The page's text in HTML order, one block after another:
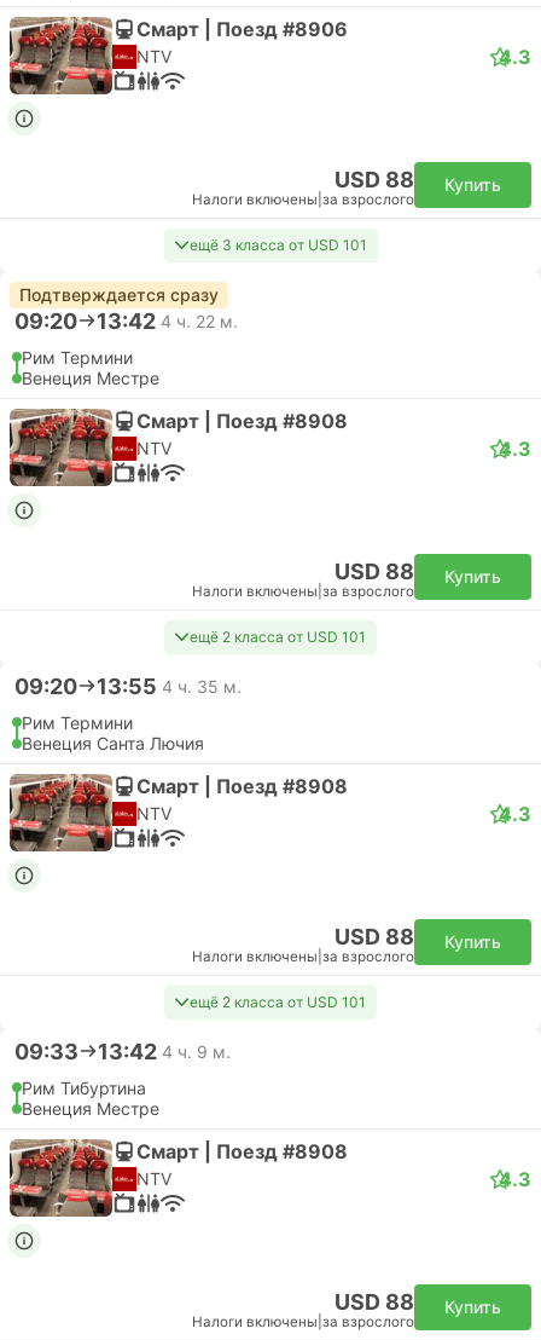
Смарт | Поезд #8906
NTV 4.3
USD 88
Налоги включены за взрослого
Купить
ещё 3 класса от USD 101
Подтверждается сразу
09:20 13:42 4 ч. 22 м.
Рим Термини
Венеция Местре
Смарт | Поезд #8908
NTV 4.3
USD 88
Налоги включены за взрослого
Купить
ещё 2 класса от USD 101
09:20 13:55 4 ч. 35 м.
Рим Термини
Венеция Санта Лючия
Смарт | Поезд #8908
NTV 4.3
USD 88
Налоги включены за взрослого
Купить
ещё 2 класса от USD 101
09:33 13:42 4 ч. 9 м.
Рим Тибуртина
Венеция Местре
Смарт | Поезд #8908
NTV 4.3
USD 88
Налоги включены за взрослого
Купить